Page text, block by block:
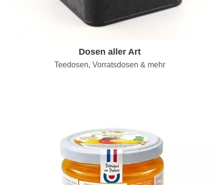
Dosen aller Art
Teedosen, Vorratsdosen & mehr